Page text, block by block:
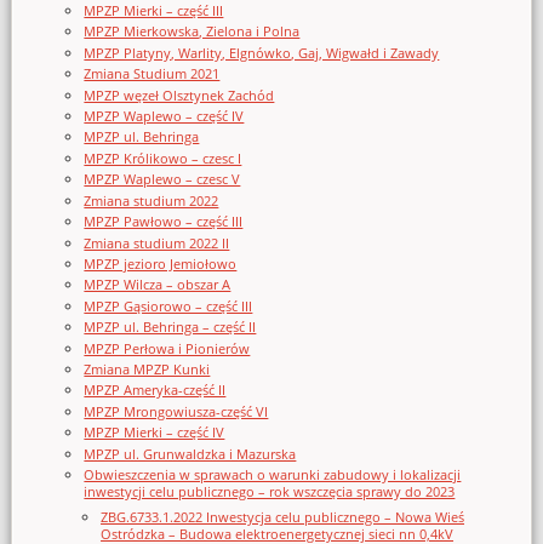
MPZP Mierki – część III
MPZP Mierkowska, Zielona i Polna
MPZP Platyny, Warlity, Elgnówko, Gaj, Wigwałd i Zawady
Zmiana Studium 2021
MPZP węzeł Olsztynek Zachód
MPZP Waplewo – część IV
MPZP ul. Behringa
MPZP Królikowo – czesc I
MPZP Waplewo – czesc V
Zmiana studium 2022
MPZP Pawłowo – część III
Zmiana studium 2022 II
MPZP jezioro Jemiołowo
MPZP Wilcza – obszar A
MPZP Gąsiorowo – część III
MPZP ul. Behringa – część II
MPZP Perłowa i Pionierów
Zmiana MPZP Kunki
MPZP Ameryka-część II
MPZP Mrongowiusza-część VI
MPZP Mierki – część IV
MPZP ul. Grunwaldzka i Mazurska
Obwieszczenia w sprawach o warunki zabudowy i lokalizacji
inwestycji celu publicznego – rok wszczęcia sprawy do 2023
ZBG.6733.1.2022 Inwestycja celu publicznego – Nowa Wieś
Ostródzka – Budowa elektroenergetycznej sieci nn 0,4kV